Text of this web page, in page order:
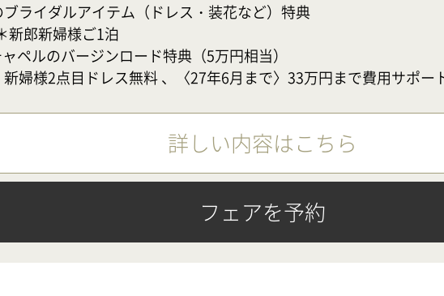
ライダルアイテム（ドレス・装花など）特典
郎新婦様ご1泊
ペルのバージンロード特典（5万円相当）
婦様2点目ドレス無料 、〈27年6月まで〉33万円まで費用サポー
詳しい内容はこちら
フェアを予約